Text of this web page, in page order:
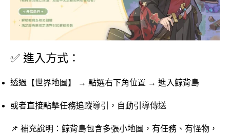
✅ 進入方式：
透過【世界地圖】 → 點選右下角位置 → 進入鯨背島
或者直接點擊任務追蹤導引，自動引導傳送
📌 補充說明：鯨背島包含多張小地圖，有任務、有怪物，